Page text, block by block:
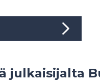
julkaisijalta